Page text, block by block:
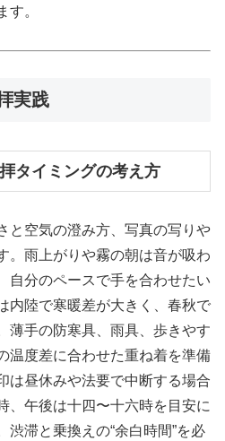
す。
実践
タイミングの考え方
と空気の澄み方、写真の写りや
。雨上がりや霧の朝は音が吸わ
自分のペースで手を合わせたい
内陸で寒暖差が大きく、春秋で
薄手の防寒具、雨具、歩きやす
温度差に合わせた重ね着を準備
は昼休みや法要で中断する場合
、午後は十四〜十六時を目安に
渋滞と乗換えの“余白時間”を必